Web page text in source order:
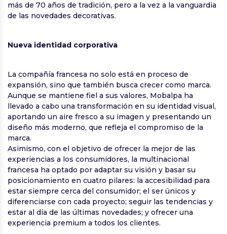
más de 70 años de tradición, pero a la vez a la vanguardia
de las novedades decorativas.
Nueva identidad corporativa
La compañía francesa no solo está en proceso de
expansión, sino que también busca crecer como marca.
Aunque se mantiene fiel a sus valores, Mobalpa ha
llevado a cabo una transformación en su identidad visual,
aportando un aire fresco a su imagen y presentando un
diseño más moderno, que refleja el compromiso de la
marca.
Asimismo, con el objetivo de ofrecer la mejor de las
experiencias a los consumidores, la multinacional
francesa ha optado por adaptar su visión y basar su
posicionamiento en cuatro pilares: la accesibilidad para
estar siempre cerca del consumidor; el ser únicos y
diferenciarse con cada proyecto; seguir las tendencias y
estar al día de las últimas novedades; y ofrecer una
experiencia premium a todos los clientes.